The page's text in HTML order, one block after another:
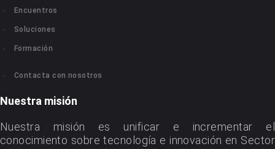
Encuentros
Soluciones
Formación
Contacta con nosotros
Nuestra misión
Nuestra misión es unificar e incrementar el
conocimiento sobre tecnología e innovación en Sector